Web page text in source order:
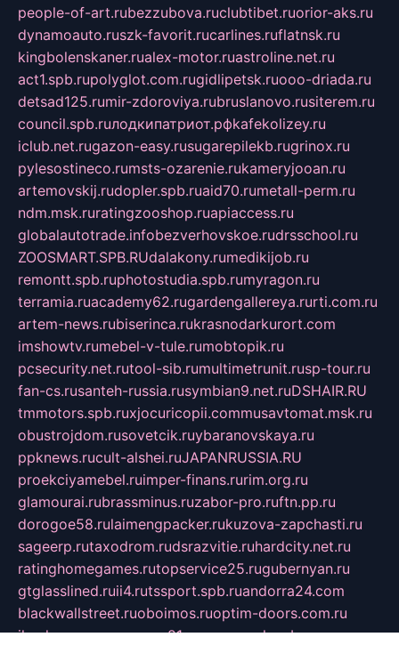
people-of-art.rubezzubova.ruclubtibet.ruorior-aks.ru
dynamoauto.ruszk-favorit.rucarlines.ruflatnsk.ru
kingbolenskaner.rualex-motor.ruastroline.net.ru
act1.spb.rupolyglot.com.rugidlipetsk.ruooo-driada.ru
detsad125.rumir-zdoroviya.rubruslanovo.rusiterem.ru
council.spb.ruлодкипатриот.рфkafekolizey.ru
iclub.net.rugazon-easy.rusugarepilekb.rugrinox.ru
pylesostineco.rumsts-ozarenie.rukameryjooan.ru
artemovskij.rudopler.spb.ruaid70.rumetall-perm.ru
ndm.msk.ruratingzooshop.ruapiaccess.ru
globalautotrade.infobezverhovskoe.rudrsschool.ru
ZOOSMART.SPB.RUdalakony.rumedikijob.ru
remontt.spb.ruphotostudia.spb.rumyragon.ru
terramia.ruacademy62.rugardengallereya.rurti.com.ru
artem-news.rubiserinca.rukrasnodarkurort.com
imshowtv.rumebel-v-tule.rumobtopik.ru
pcsecurity.net.rutool-sib.rumultimetrunit.rusp-tour.ru
fan-cs.rusanteh-russia.rusymbian9.net.ruDSHAIR.RU
tmmotors.spb.ruxjocuricopii.commusavtomat.msk.ru
obustrojdom.rusovetcik.ruybaranovskaya.ru
ppknews.rucult-alshei.ruJAPANRUSSIA.RU
proekciyamebel.ruimper-finans.rurim.org.ru
glamourai.rubrassminus.ruzabor-pro.ruftn.pp.ru
dorogoe58.rulaimengpacker.rukuzova-zapchasti.ru
sageerp.rutaxodrom.rudsrazvitie.ruhardcity.net.ru
ratinghomegames.rutopservice25.rugubernyan.ru
gtglasslined.ruii4.rutssport.spb.ruandorra24.com
blackwallstreet.ruoboimos.ruoptim-doors.com.ru
ikuch.runycr.org.runpa21.ruvremya-ch.spb.ru